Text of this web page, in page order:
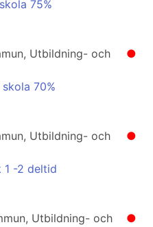
75%
●
Utbildning- och
70%
●
Utbildning- och
1 -2 deltid
●
Utbildning- och